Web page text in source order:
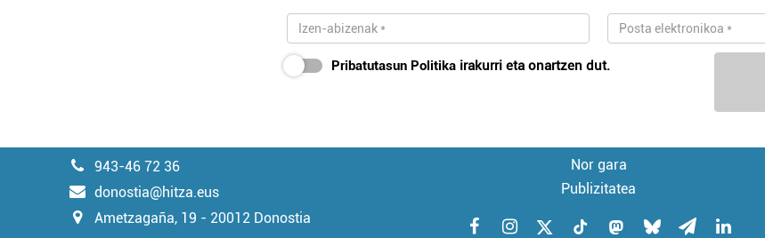
Pribatutasun Politika irakurri eta onartzen dut.
943-46 72 36
donostia@hitza.eus
Ametzagaña, 19 - 20012 Donostia
Nor gara
Publizitatea